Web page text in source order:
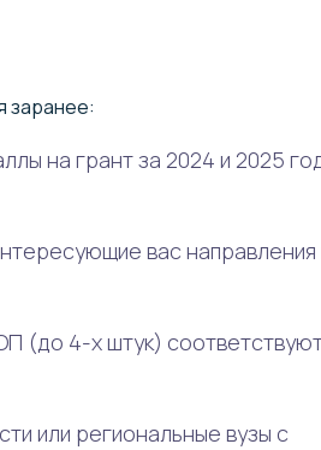
заранее:
на грант за 2024 и 2025
вас направления
(до 4-х штук)
или региональные вузы с